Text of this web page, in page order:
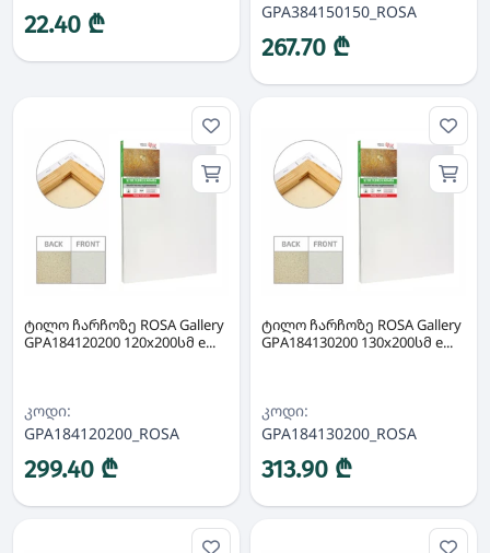
22.40 ₾
GPA384150150_ROSA
267.70 ₾
ტილო ჩარჩოზე ROSA Gallery
GPA184120200 120x200სმ e...
კოდი:
GPA184120200_ROSA
299.40 ₾
ტილო ჩარჩოზე ROSA Gallery
GPA184130200 130x200სმ e...
კოდი:
GPA184130200_ROSA
313.90 ₾